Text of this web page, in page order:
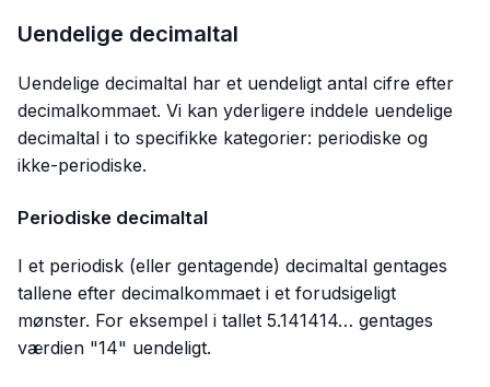
Uendelige decimaltal
Uendelige decimaltal har et uendeligt antal cifre efter
decimalkommaet. Vi kan yderligere inddele uendelige
decimaltal i to specifikke kategorier: periodiske og
ikke-periodiske.
Periodiske decimaltal
I et periodisk (eller gentagende) decimaltal gentages
tallene efter decimalkommaet i et forudsigeligt
mønster. For eksempel i tallet 5.141414… gentages
værdien "14" uendeligt.